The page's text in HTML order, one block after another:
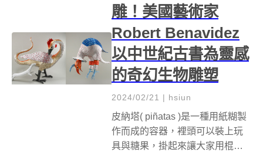
雕！美國藝術家
Robert Benavidez
以中世紀古書為靈感
的奇幻生物雕塑
2024/02/21 | hsiun
皮納塔( piñatas )是一種用紙糊製
作而成的容器，裡頭可以裝上玩
具與糖果，掛起來讓大家用棍棒